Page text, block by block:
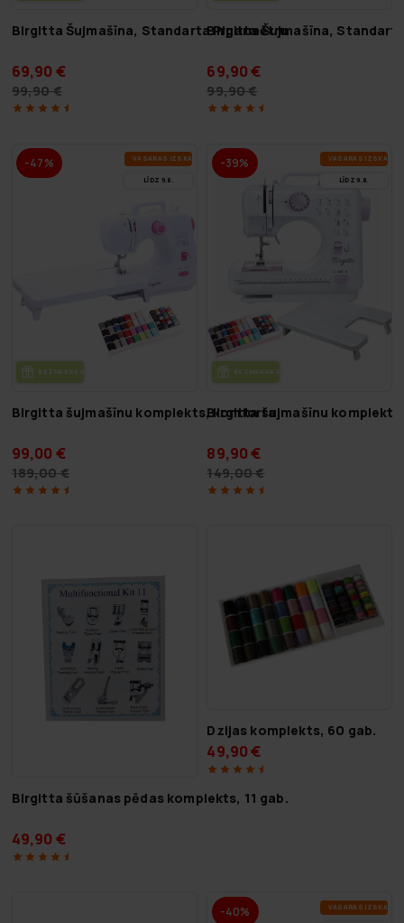
Birgitta Šujmašīna, Standarta Piparmētru
69,90 €
99,90 €
Birgitta Šujmašīna,
69,90 €
99,90 €
-47% VA­SA­RAS IZ­SKA­ŅA
LĪDZ 9.8.
BEZ­MAK­SAS PIE­GĀ­DE
Birgitta šujmašīnu komplekts, komforta
99,00 €
189,00 €
-39% VA­SA­RAS IZ­SKA­ŅA
LĪDZ 9.8.
BEZ­MAK­SAS PIE­GĀ­DE
Birgitta šujmašīnu
89,90 €
149,00 €
Birgitta šūšanas pēdas komplekts, 11 gab.
49,90 €
Dzijas komplekts, 60 gab.
49,90 €
-40% VA­SA­RAS IZ­SKA­ŅA